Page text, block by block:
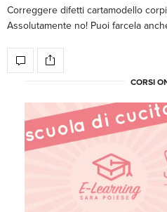
Correggere difetti cartamodello
Assolutamente no! Puoi farcela
CORSI